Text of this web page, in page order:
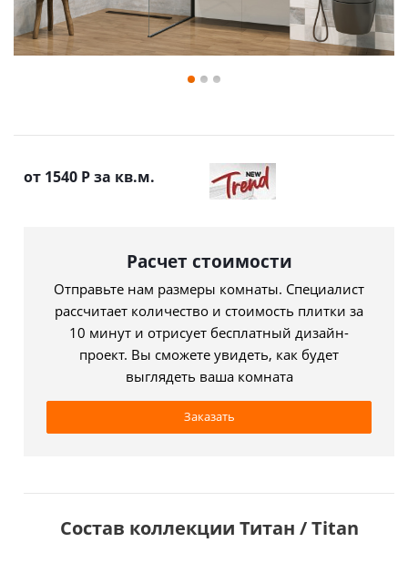
от 1540 Рза кв.м.
Расчет стоимости
Отправьте нам размеры комнаты. Специалист
рассчитает количество и стоимость плитки за
10 минут и отрисует бесплатный дизайн-
проект. Вы сможете увидеть, как будет
выглядеть ваша комната
Заказать
Состав коллекции Титан / Titan